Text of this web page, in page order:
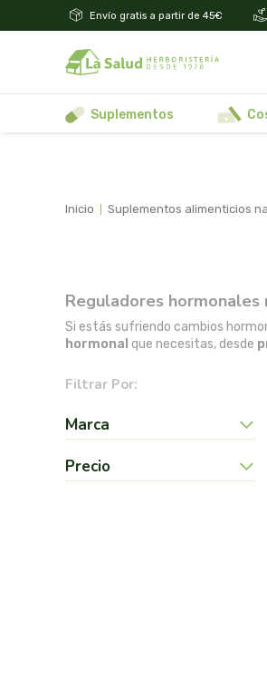
Envío gratis a partir de 45€
suplementos
inicio suplementos alimenticios
Reguladores hormonales
Si estás sufriendo cambios
hormonal que necesitas, desde
Filtrar Por:
Marca
Precio